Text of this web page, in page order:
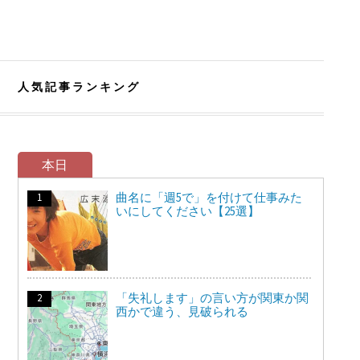
人気記事ランキング
本日
曲名に「週5で」を付けて仕事みた
いにしてください【25選】
「失礼します」の言い方が関東か関
西かで違う、見破られる